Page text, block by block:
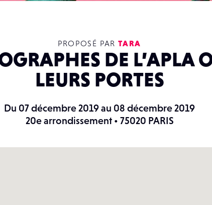
PROPOSÉ PARTARA
DE L’APLA
LEURS PORTES
Du 07 décembre 2019 au 08 décembre 2019
20e arrondissement • 75020 PARIS